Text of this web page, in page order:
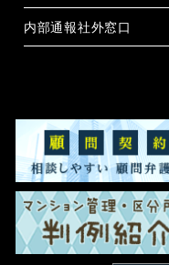
内部通報社外窓口